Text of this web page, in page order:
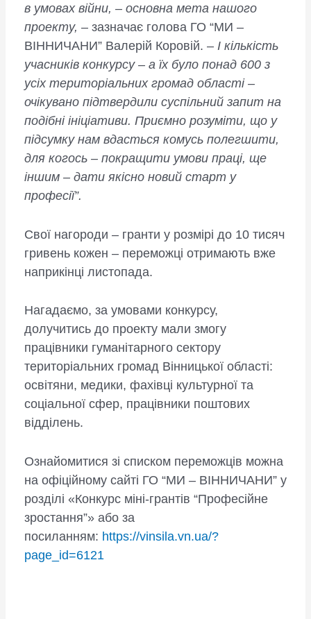
в умовах війни, – основна мета нашого
проекту, – зазначає голова ГО “МИ –
ВІННИЧАНИ” Валерій Коровій. –І кількість
учасників конкурсу – а їх було понад 600 з
усіх територіальних громад області –
очікувано підтвердили суспільний запит на
подібні ініціативи. Приємно розуміти, що у
підсумку нам вдасться комусь полегшити,
для когось – покращити умови праці, ще
іншим – дати якісно новий старт у
професії”.
Свої нагороди – гранти у розмірі до 10 тисяч
гривень кожен – переможці отримають вже
наприкінці листопада.
Нагадаємо, за умовами конкурсу,
долучитись до проекту мали змогу
працівники гуманітарного сектору
територіальних громад Вінницької області:
освітяни, медики, фахівці культурної та
соціальної сфер, працівники поштових
відділень.
Ознайомитися зі списком переможців можна
на офіційному сайті ГО “МИ – ВІННИЧАНИ” у
розділі «Конкурс міні-грантів “Професійне
зростання”» або за
посиланням: https://vinsila.vn.ua/?
page_id=6121